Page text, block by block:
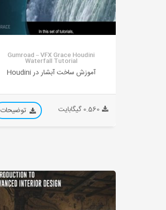
Gumroad – VFX Grace Houdini
Waterfall Tutorial
آموزش ساخت آبشار در Houdini
0.560 گیگابایت توضیحات